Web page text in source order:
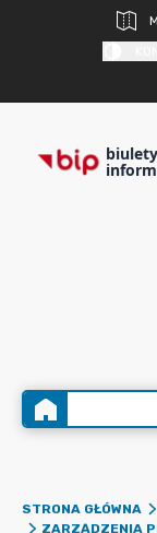
STRONA GŁÓWNA
ZARZĄDZENIA